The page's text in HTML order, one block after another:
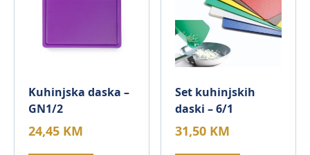
Kuhinjska daska –
GN1/2
24,45 KM
Set kuhinjskih
daski – 6/1
31,50 KM